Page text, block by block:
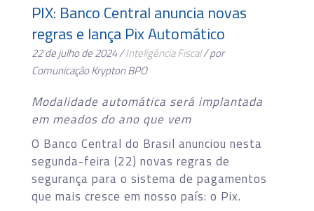
PIX: Banco Central anuncia novas
regras e lança Pix Automático
22 de julho de 2024 /Inteligência Fiscal/ por
Comunicação Krypton BPO
Modalidade automática será implantada
em meados do ano que vem
O Banco Central do Brasil anunciou nesta
segunda-feira (22) novas regras de
segurança para o sistema de pagamentos
que mais cresce em nosso país: o Pix.